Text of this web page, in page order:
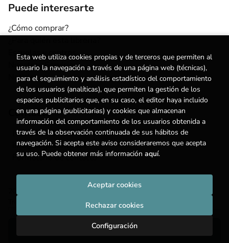
Añadir a mi cesta
Puede interesarte
¿Cómo comprar?
Escuelas y centros
Nuestros Servicios
Noticias
Contacto
(+34) 615 55 96 54
info@degestalt.com
Formulario de contacto
2026 ©
. Todos los Derechos Reservados |
Esta web utiliza cookies propias y de terceros que permiten al
usuario la navegación a través de una página web (técnicas),
para el seguimiento y análisis estadístico del comportamiento
de los usuarios (analíticas), que permiten la gestión de los
espacios publicitarios que, en su caso, el editor haya incluido
en una página (publicitarias) y cookies que almacenan
información del comportamiento de los usuarios obtenida a
través de la observación continuada de sus hábitos de
navegación. Si acepta este aviso consideraremos que acepta
su uso. Puede obtener más información aquí.
Configuración
Rechazar cookies
Aceptar cookies